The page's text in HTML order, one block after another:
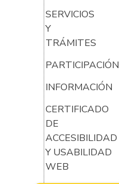
SERVICIOS
Y
TRÁMITES
PARTICIPACIÓN
INFORMACIÓN
CERTIFICADO
DE
ACCESIBILIDAD
Y USABILIDAD
WEB